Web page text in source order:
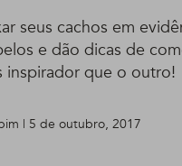
seus cachos em
e dão dicas de
inspirador que o outro!
| 5 de outubro, 2017